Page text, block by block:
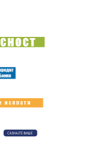
se preusmerava
...
u Oficirskom domu: Šta
2028: Trener koji je